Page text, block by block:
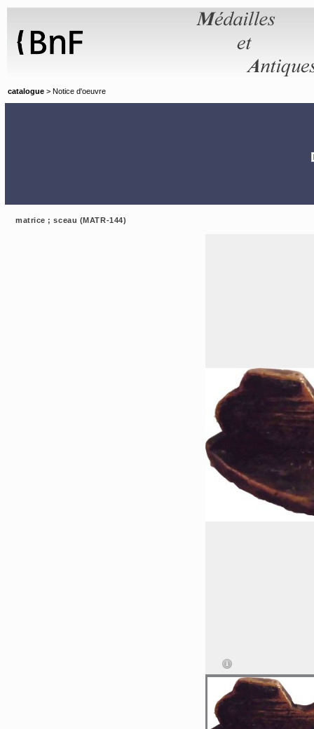
catalogue > Notice d'oeuvre
matrice ; sceau (MATR-144)